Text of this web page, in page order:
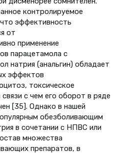
контролируемое
эффективность
от
применение
парацетамола с
натрия (анальгин) обладает
эффектов
токсическое
с чем его оборот в ряде
[35]. Однако в нашей
обезболивающим
в сочетании с НПВС или
множества
препаратов, в